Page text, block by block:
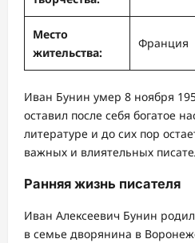
Место
жительства:
Франция
Иван Бунин умер 8 ноября
оставил после себя богатое
литературе и до сих пор
важных и влиятельных
Ранняя жизнь писателя
Иван Алексеевич Бунин
в семье дворянина в